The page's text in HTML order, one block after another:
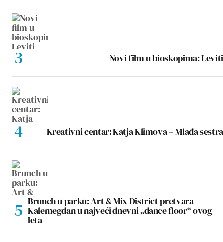
Novi film u bioskopima: Leviti
Kreativni centar: Katja Klimova – Mlađa sestra
Brunch u parku: Art & Mix District pretvara
Kalemegdan u najveći dnevni „dance floor“ ovog
leta